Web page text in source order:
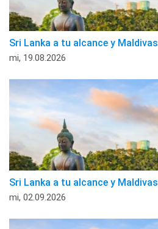
Sri Lanka a tu alcance y Maldivas
mi, 19.08.2026
Sri Lanka a tu alcance y Maldivas
mi, 02.09.2026